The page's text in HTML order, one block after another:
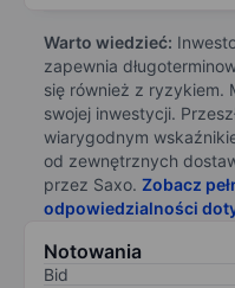
Warto wiedzieć:
zapewnia
się również z ryzykiem.
swojej inwestycji.
wiarygodnym
od zewnętrznych
przez Saxo. Zobacz
odpowiedzialności
Notowania
Bid